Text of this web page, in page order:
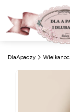
DlaApaczy Wielkanoc